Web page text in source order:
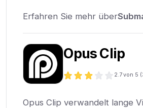
Erfahren Sie mehr über
Opus Clip
2.7von 5 (
Opus Clip verwandelt lange